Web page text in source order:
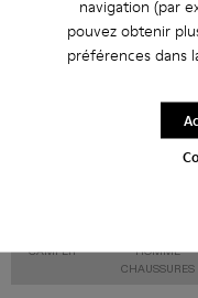
navigation (par
pouvez obtenir
préférences dans
Les retours sont-ils
Chaussures à
CAMPER
HOMME
CHAUSSURES